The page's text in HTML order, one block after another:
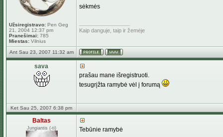
Užsiregistravo: Pen Geg
21, 2004 12:37 pm
Pranešimai: 785
Miestas: Vilnius
sėkmės
Kaip danguje, taip ir žemėje
Ant Sau 23, 2007 11:32 am
sava
prašau mane išregistruoti.
tesugrįžta ramybė vėl į forumą
Ket Sau 25, 2007 6:38 pm
Baltas
Jungiantis (-ti) Tebūnie ramybė